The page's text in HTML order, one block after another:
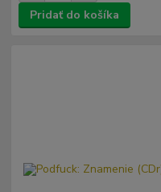
Pridať do košíka